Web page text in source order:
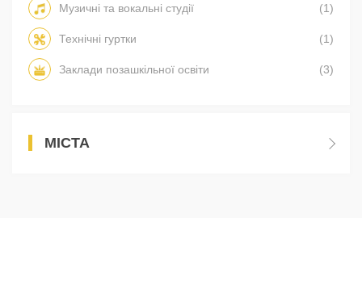
Музичні та вокальні студії (1)
Технічні гуртки (1)
Заклади позашкільної освіти (3)
МІСТА